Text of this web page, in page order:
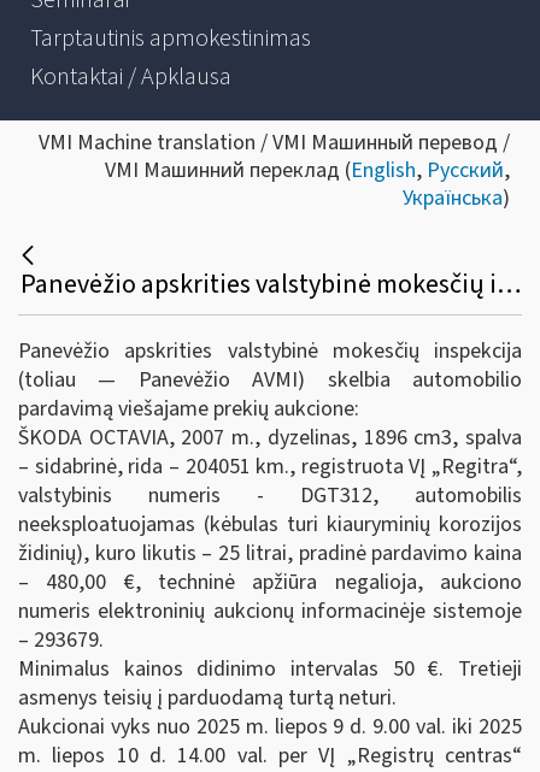
Tarptautinis apmokestinimas
Kontaktai / Apklausa
VMI Machine translation / VMI Машинный перевод /
VMI Машинний переклад (English, Русский,
Українська)
Panevėžio apskrities valstybinė mokesčių inspekcija skelbia automobilio pardavimą viešajame prekių aukcione
Panevėžio apskrities valstybinė mokesčių inspekcija
(toliau — Panevėžio AVMI) skelbia automobilio
pardavimą viešajame prekių aukcione:
ŠKODA OCTAVIA, 2007 m., dyzelinas, 1896 cm3, spalva
– sidabrinė, rida – 204051 km., registruota VĮ „Regitra“,
valstybinis numeris - DGT312, automobilis
neeksploatuojamas (kėbulas turi kiauryminių korozijos
židinių), kuro likutis – 25 litrai, pradinė pardavimo kaina
– 480,00 €, techninė apžiūra negalioja, aukciono
numeris elektroninių aukcionų informacinėje sistemoje
– 293679.
Minimalus kainos didinimo intervalas 50 €. Tretieji
asmenys teisių į parduodamą turtą neturi.
Aukcionai vyks nuo 2025 m. liepos 9 d. 9.00 val. iki 2025
m. liepos 10 d. 14.00 val. per VĮ „Registrų centras“